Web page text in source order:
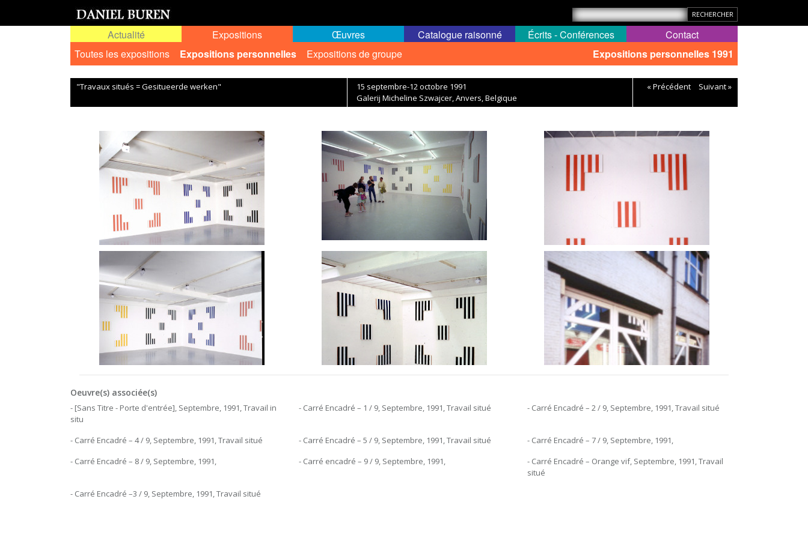
Actualité
Expositions
Toutes les expositions
Expositions personnelles Expositions de groupe Expositions personnelles 1991
Œuvres Catalogue raisonné Écrits - Conférences Contact
"Travaux situés = Gesitueerde werken"
15 septembre-12 octobre 1991
Galerij Micheline Szwajcer, Anvers, Belgique
« Précédent Suivant »
Oeuvre(s) associée(s)
- [Sans Titre - Porte d'entrée], Septembre, 1991, Travail in
situ
- Carré Encadré – 1 / 9, Septembre, 1991, Travail situé - Carré Encadré – 2 / 9, Septembre, 1991, Travail situé
- Carré Encadré – 4 / 9, Septembre, 1991, Travail situé - Carré Encadré – 5 / 9, Septembre, 1991, Travail situé
- Carré Encadré – 7 / 9, Septembre, 1991,
- Carré Encadré – 8 / 9, Septembre, 1991,
- Carré encadré – 9 / 9, Septembre, 1991,
- Carré Encadré – Orange vif, Septembre, 1991, Travail
situé
- Carré Encadré –3 / 9, Septembre, 1991, Travail situé